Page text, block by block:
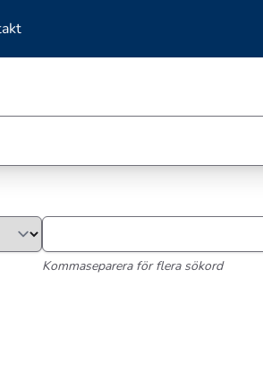
Kommaseparera för flera sökord